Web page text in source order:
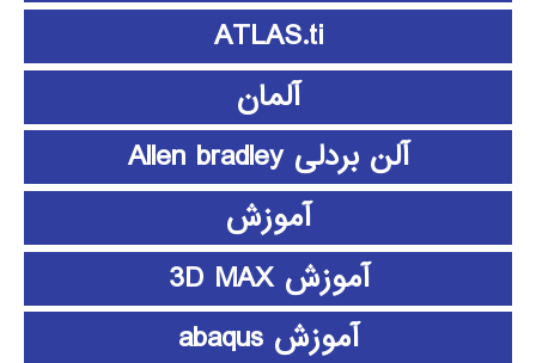
ATLAS.ti
آلمان
آلن بردلی Allen bradley
آموزش
آموزش 3D MAX
آموزش abaqus